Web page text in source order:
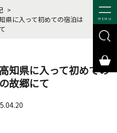
MENU
>
県に入って初めての宿泊は
知県に入って初めての
故郷にて